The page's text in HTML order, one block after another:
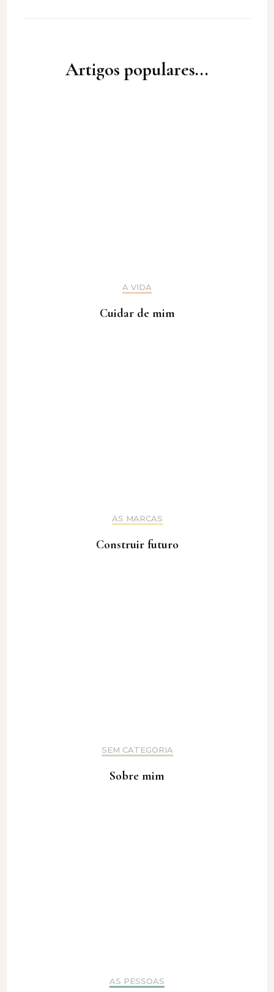
Artigos populares...
A VIDA
Cuidar de mim
AS MARCAS
Construir futuro
SEM CATEGORIA
Sobre mim
AS PESSOAS